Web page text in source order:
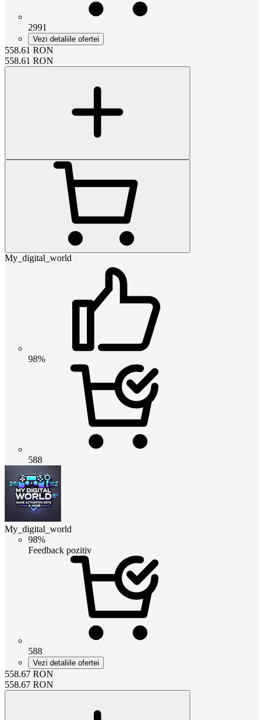
2991
Vezi detaliile ofertei
558.61 RON
558.61 RON
My_digital_world
98%
588
My_digital_world
98%
Feedback pozitiv
588
Vezi detaliile ofertei
558.67 RON
558.67 RON